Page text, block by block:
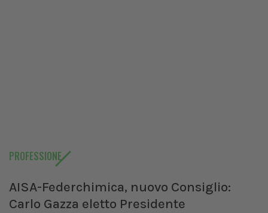
PROFESSIONE
AISA-Federchimica, nuovo Consiglio:
Carlo Gazza eletto Presidente